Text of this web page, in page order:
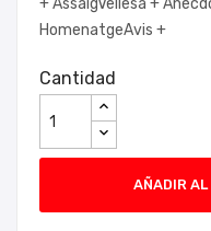
+AssaigVellesa +
HomenatgeAvis +
Cantidad
AÑADIR AL